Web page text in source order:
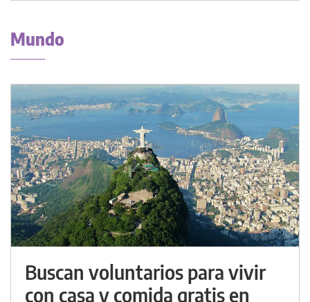
Mundo
Buscan voluntarios para vivir
con casa y comida gratis en